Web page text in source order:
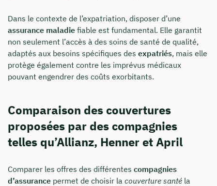
Dans le contexte de l’expatriation, disposer d’une
assurance maladie fiable est fundamental. Elle garantit
non seulement l’accès à des soins de santé de qualité,
adaptés aux besoins spécifiques des expatriés, mais elle
protège également contre les imprévus médicaux
pouvant engendrer des coûts exorbitants.
Comparaison des couvertures
proposées par des compagnies
telles qu’Allianz, Henner et April
Comparer les offres des différentes compagnies
d’assurance permet de choisir la couverture santé la